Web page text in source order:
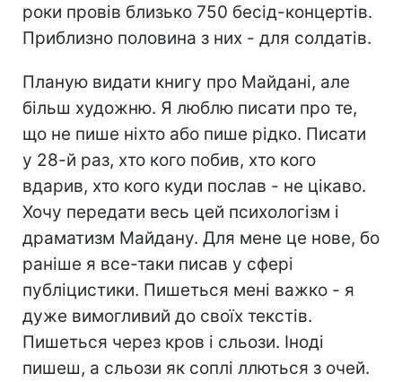
роки провів близько 750 бесід-концертів.
Приблизно половина з них - для солдатів.
Планую видати книгу про Майдані, але
більш художню. Я люблю писати про те,
що не пише ніхто або пише рідко. Писати
у 28-й раз, хто кого побив, хто кого
вдарив, хто кого куди послав - не цікаво.
Хочу передати весь цей психологізм і
драматизм Майдану. Для мене це нове, бо
раніше я все-таки писав у сфері
публіцистики. Пишеться мені важко - я
дуже вимогливий до своїх текстів.
Пишеться через кров і сльози. Іноді
пишеш, а сльози як соплі ллються з очей.